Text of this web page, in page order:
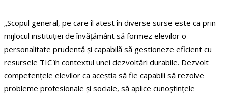
„Scopul general, pe care îl atest în diverse surse este ca prin
mijlocul instituției de învățământ să formez elevilor o
personalitate prudentă și capabilă să gestioneze eficient cu
resursele TIC în contextul unei dezvoltări durabile. Dezvolt
competențele elevilor ca aceștia să fie capabili să rezolve
probleme profesionale şi sociale, să aplice cunoștințele